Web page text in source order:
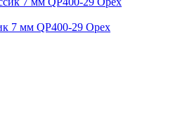
7 мм QP400-29 Орех